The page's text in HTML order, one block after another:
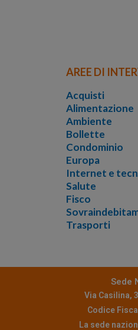
AREE DI
Acquisti
Alimentazione
Ambiente
Bollette
Condominio
Europa
Internet e
Salute
Fisco
Trasporti
Sede
Via Casilina,
Codice
La sede